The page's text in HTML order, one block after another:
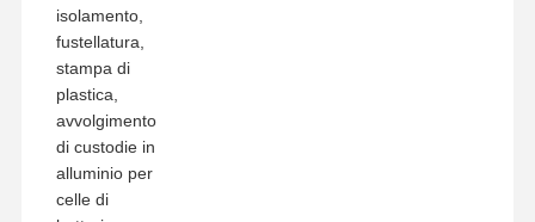
isolamento,
fustellatura,
stampa di
plastica,
avvolgimento
di custodie in
alluminio per
celle di